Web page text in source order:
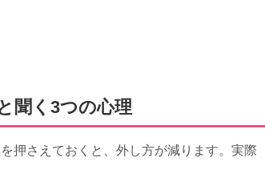
聞く3つの心理
押さえておくと、外し方が減ります。実際